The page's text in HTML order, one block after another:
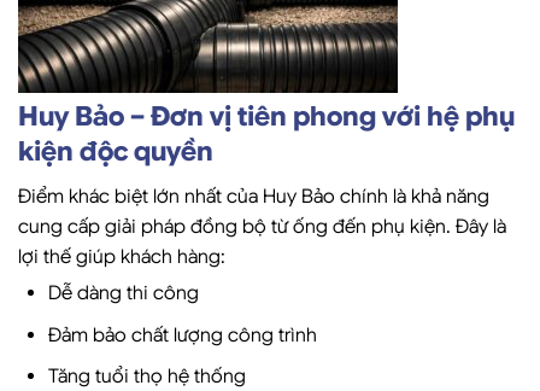
Huy Bảo – Đơn vị tiên phong với hệ phụ
kiện độc quyền
Điểm khác biệt lớn nhất của Huy Bảo chính là khả năng
cung cấp giải pháp đồng bộ từ ống đến phụ kiện. Đây là
lợi thế giúp khách hàng:
Dễ dàng thi công
Đảm bảo chất lượng công trình
Tăng tuổi thọ hệ thống